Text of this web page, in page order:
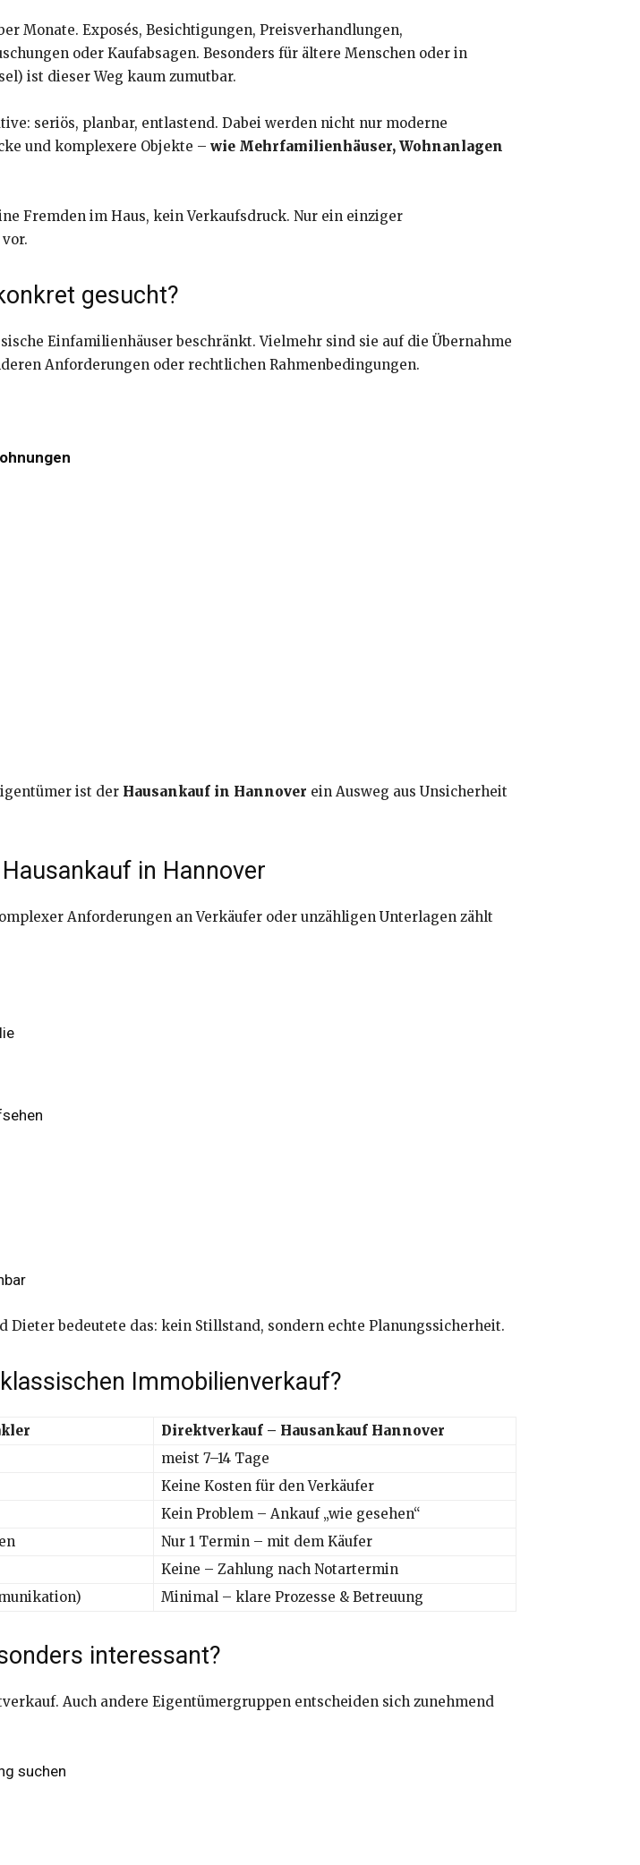
Monate. Exposés, Besichtigungen, Preisverhandlungen,
oder Kaufabsagen. Besonders für ältere Menschen oder in
ist dieser Weg kaum zumutbar.
seriös, planbar, entlastend. Dabei werden nicht nur moderne
und komplexere Objekte – wie Mehrfamilienhäuser, Wohnanlagen
Fremden im Haus, kein Verkaufsdruck. Nur ein einziger
gesucht?
Einfamilienhäuser beschränkt. Vielmehr sind sie auf die Übernahme
Anforderungen oder rechtlichen Rahmenbedingungen.
ist der Hausankauf in Hannover ein Ausweg aus Unsicherheit
in Hannover
Anforderungen an Verkäufer oder unzähligen Unterlagen zählt
Dieter bedeutete das: kein Stillstand, sondern echte Planungssicherheit.
Immobilienverkauf?
Direktverkauf – Hausankauf Hannover
meist 7–14 Tage
Keine Kosten für den Verkäufer
Kein Problem – Ankauf „wie gesehen“
Nur 1 Termin – mit dem Käufer
Keine – Zahlung nach Notartermin
Minimal – klare Prozesse & Betreuung
interessant?
Auch andere Eigentümergruppen entscheiden sich zunehmend
suchen